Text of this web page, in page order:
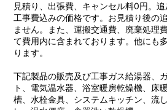
見積り、出張費、キャンセル料0円。
工事費込みの価格です。お見積り後の
ません。また、運搬交通費、廃棄処理
て費用内に含まれております。他にも
ります。
下記製品の販売及び工事ガス給湯器、
ト、電気温水器、浴室暖房乾燥機、床
槽、水栓金具、システムキッチン、流